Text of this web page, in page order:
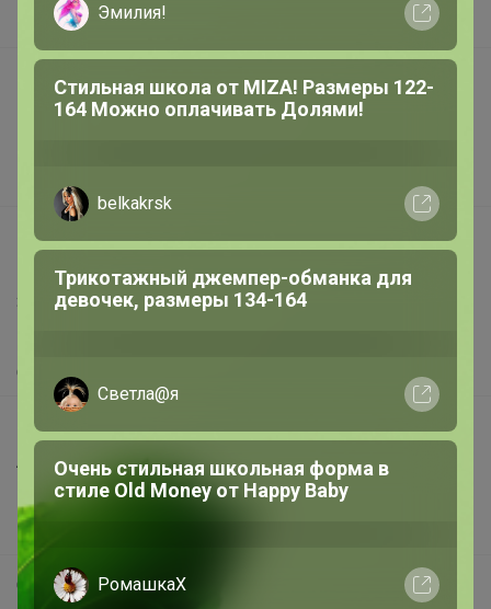
В наличии
Подарочные сертификаты
Реклама на сайте
Вакансии
support@24-ok.ru
Написать в поддержку
Защита покупателя
О нас
Все предложения
Анонсы
Новости
Поддержка альпак
Самое выгодное
Эмилия!
Стильная школа от MIZA! Размеры 122-
164 Можно оплачивать Долями!
belkakrsk
Трикотажный джемпер-обманка для
девочек, размеры 134-164
Светла@я
Очень стильная школьная форма в
стиле Old Money от Нappy Вaby
РомашкаХ